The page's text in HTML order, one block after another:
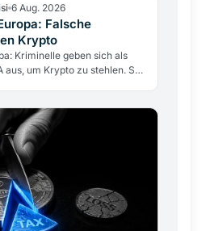
6 Aug. 2026
Falsche
Krypto
Kriminelle geben sich als
aus, um Krypto zu stehlen. So